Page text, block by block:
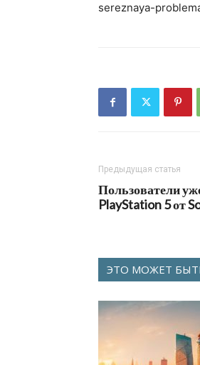
sereznaya-
Предыдущая статья
Пользователи
PlayStation 5 от
ЭТО МОЖЕТ